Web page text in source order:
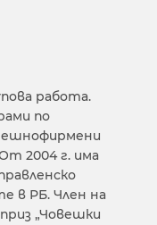
работа.
по
2004 г. има
в РБ. Член на
„Човешки